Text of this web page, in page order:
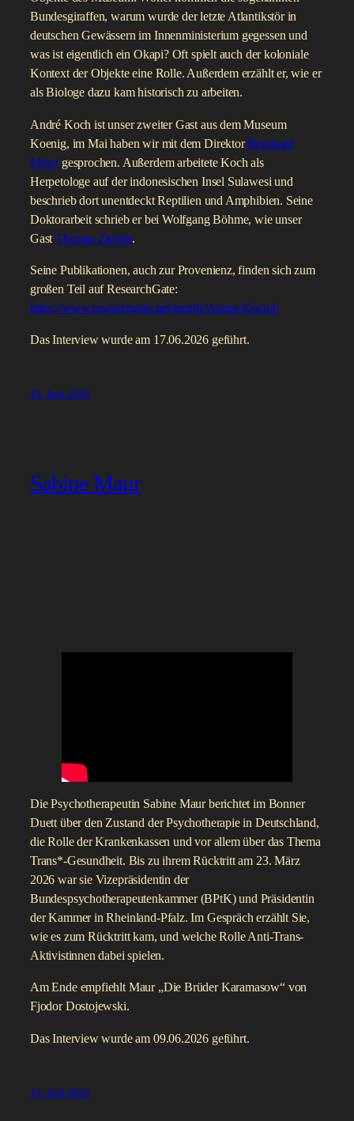
Bundesgiraffen, warum wurde der letzte Atlantikstör in
deutschen Gewässern im Innenministerium gegessen und
was ist eigentlich ein Okapi? Oft spielt auch der koloniale
Kontext der Objekte eine Rolle. Außerdem erzählt er, wie er
als Biologe dazu kam historisch zu arbeiten.
André Koch ist unser zweiter Gast aus dem Museum
Koenig, im Mai haben wir mit dem DirektorBernhard
Misofgesprochen. Außerdem arbeitete Koch als
Herpetologe auf der indonesischen Insel Sulawesi und
beschrieb dort unentdeckt Reptilien und Amphibien. Seine
Doktorarbeit schrieb er bei Wolfgang Böhme, wie unser
GastThomas Ziegler.
Seine Publikationen, auch zur Provenienz, finden sich zum
großen Teil auf ResearchGate:
https://www.researchgate.net/profile/Andre-Koch-6
Das Interview wurde am 17.06.2026 geführt.
19. Juni 2026
Sabine Maur
Die Psychotherapeutin Sabine Maur berichtet im Bonner
Duett über den Zustand der Psychotherapie in Deutschland,
die Rolle der Krankenkassen und vor allem über das Thema
Trans*-Gesundheit. Bis zu ihrem Rücktritt am 23. März
2026 war sie Vizepräsidentin der
Bundespsychotherapeutenkammer (BPtK) und Präsidentin
der Kammer in Rheinland-Pfalz. Im Gespräch erzählt Sie,
wie es zum Rücktritt kam, und welche Rolle Anti-Trans-
Aktivistinnen dabei spielen.
Am Ende empfiehlt Maur „Die Brüder Karamasow“ von
Fjodor Dostojewski.
Das Interview wurde am 09.06.2026 geführt.
15. Juni 2026